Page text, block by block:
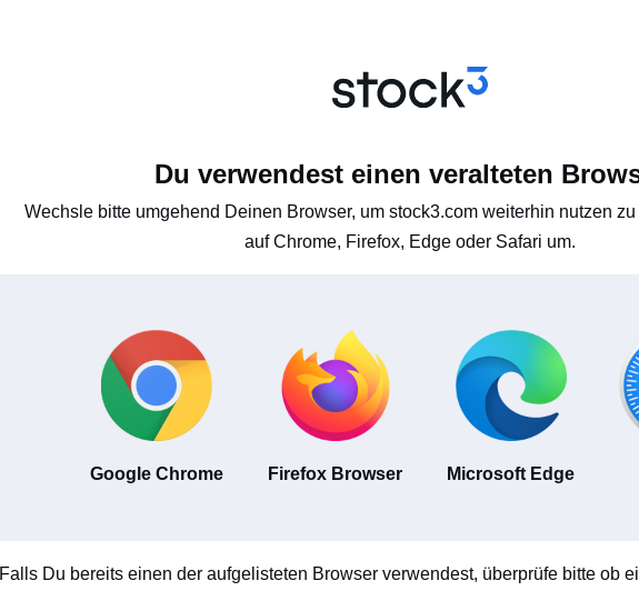
Du verwendest einen veralteten
Wechsle bitte umgehend Deinen Browser, um stock3.com weiterhin nutzen
auf Chrome, Firefox, Edge oder Safari um.
Google Chrome Firefox Browser Microsoft Edge
Falls Du bereits einen der aufgelisteten Browser verwendest, überprüfe bitte ob